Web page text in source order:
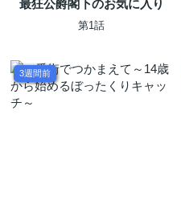
最狂公爵閣下のお気に入り
第1話
3週間前